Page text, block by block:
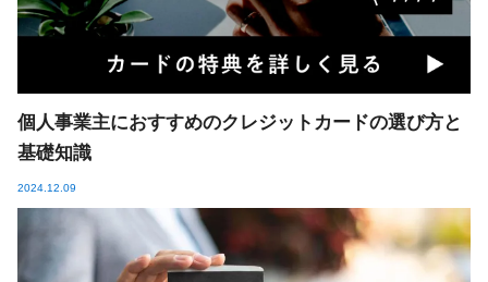
個人事業主におすすめのクレジットカードの選び方と
基礎知識
2024.12.09